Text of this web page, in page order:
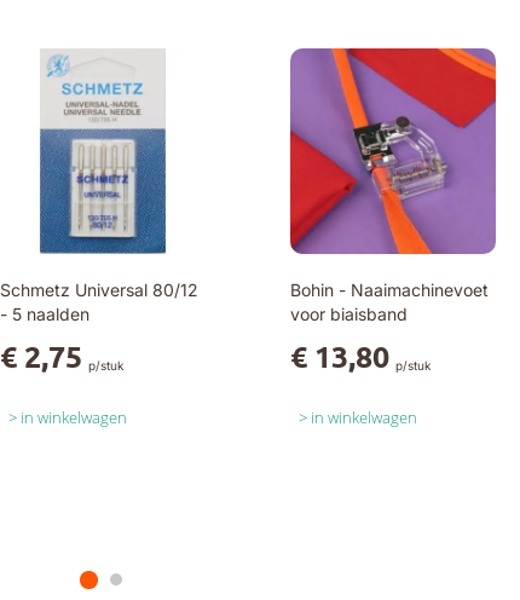
Schmetz Universal 80/12
- 5 naalden
€ 2,75 p/stuk
in winkelwagen
Bohin - Naaimachinevoet
voor biaisband
€ 13,80 p/stuk
in winkelwagen